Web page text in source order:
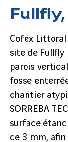
Cofex
site de Fullfly
parois
fosse
chantier
SORREBA
surface
de 3 mm,